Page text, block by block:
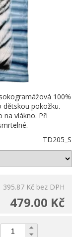
100%
dětskou pokožku.
na vlákno. Při
TD205_S
395.87 Kč bez DPH
479.00 Kč